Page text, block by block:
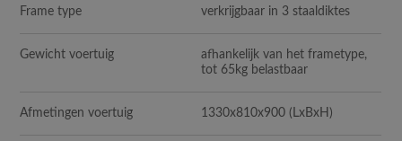
Frame type verkrijgbaar in 3 staaldiktes
Gewicht voertuig
afhankelijk van het frametype,
tot 65kg belastbaar
Afmetingen voertuig 1330x810x900 (LxBxH)